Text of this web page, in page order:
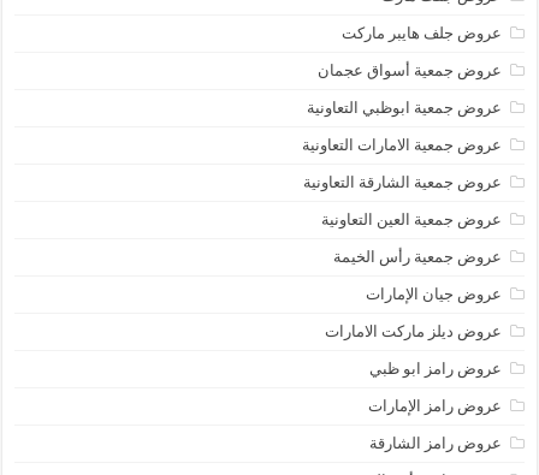
عروض جلف هايبر ماركت
عروض جمعية أسواق عجمان
عروض جمعية ابوظبي التعاونية
عروض جمعية الامارات التعاونية
عروض جمعية الشارقة التعاونية
عروض جمعية العين التعاونية
عروض جمعية رأس الخيمة
عروض جيان الإمارات
عروض ديلز ماركت الامارات
عروض رامز ابو ظبي
عروض رامز الإمارات
عروض رامز الشارقة